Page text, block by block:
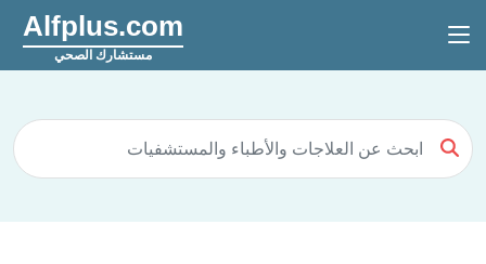
Alfplus.com
مستشارك الصحي